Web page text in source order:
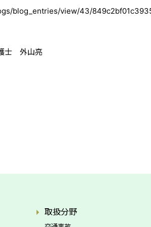
blog_entries/view/43/
士 外山亮
取扱分野